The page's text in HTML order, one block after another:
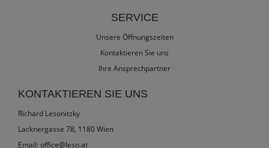
SERVICE
Unsere Öffnungszeiten
Kontaktieren Sie uns
Ihre Ansprechpartner
KONTAKTIEREN SIE UNS
Richard Lesonitzky
Lacknergasse 78, 1180 Wien
Email: office@leso.at